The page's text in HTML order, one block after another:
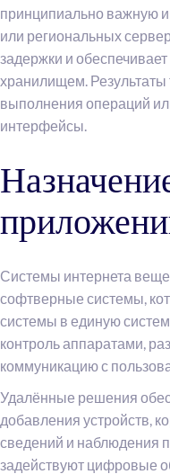
принципиально важную
или региональных
задержки и
хранилищем. Результаты
выполнения операций
интерфейсы.
Системы интернета
софтверные системы,
системы в единую
контроль аппаратами,
коммуникацию с
Удалённые решения
добавления устройств,
сведений и наблюдения
задействуют цифровые